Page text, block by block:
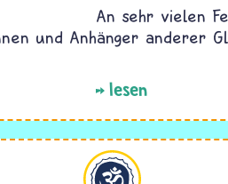
An sehr vielen
und Anhänger anderer
lesen